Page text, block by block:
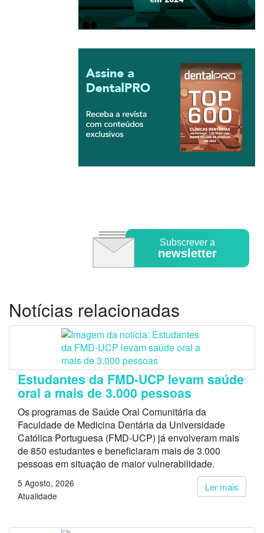
Subscrever a
newsletter
Notícias relacionadas
Estudantes da FMD-UCP levam saúde
oral a mais de 3.000 pessoas
Os programas de Saúde Oral Comunitária da
Faculdade de Medicina Dentária da Universidade
Católica Portuguesa (FMD-UCP) já envolveram mais
de 850 estudantes e beneficiaram mais de 3.000
pessoas em situação de maior vulnerabilidade.
Ler mais
5 Agosto, 2026
Atualidade